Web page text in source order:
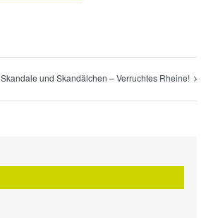
Skandale und Skandälchen – Verruchtes Rheine!